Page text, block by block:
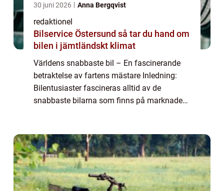
30 juni 2026 Anna Bergqvist
redaktionel
Bilservice Östersund så tar du hand om
bilen i jämtländskt klimat
Världens snabbaste bil – En fascinerande
betraktelse av fartens mästare Inledning:
Bilentusiaster fascineras alltid av de
snabbaste bilarna som finns på marknaden.